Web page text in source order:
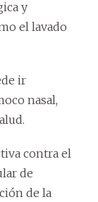
y
el lavado
ir
nasal,
contra el
de
de la